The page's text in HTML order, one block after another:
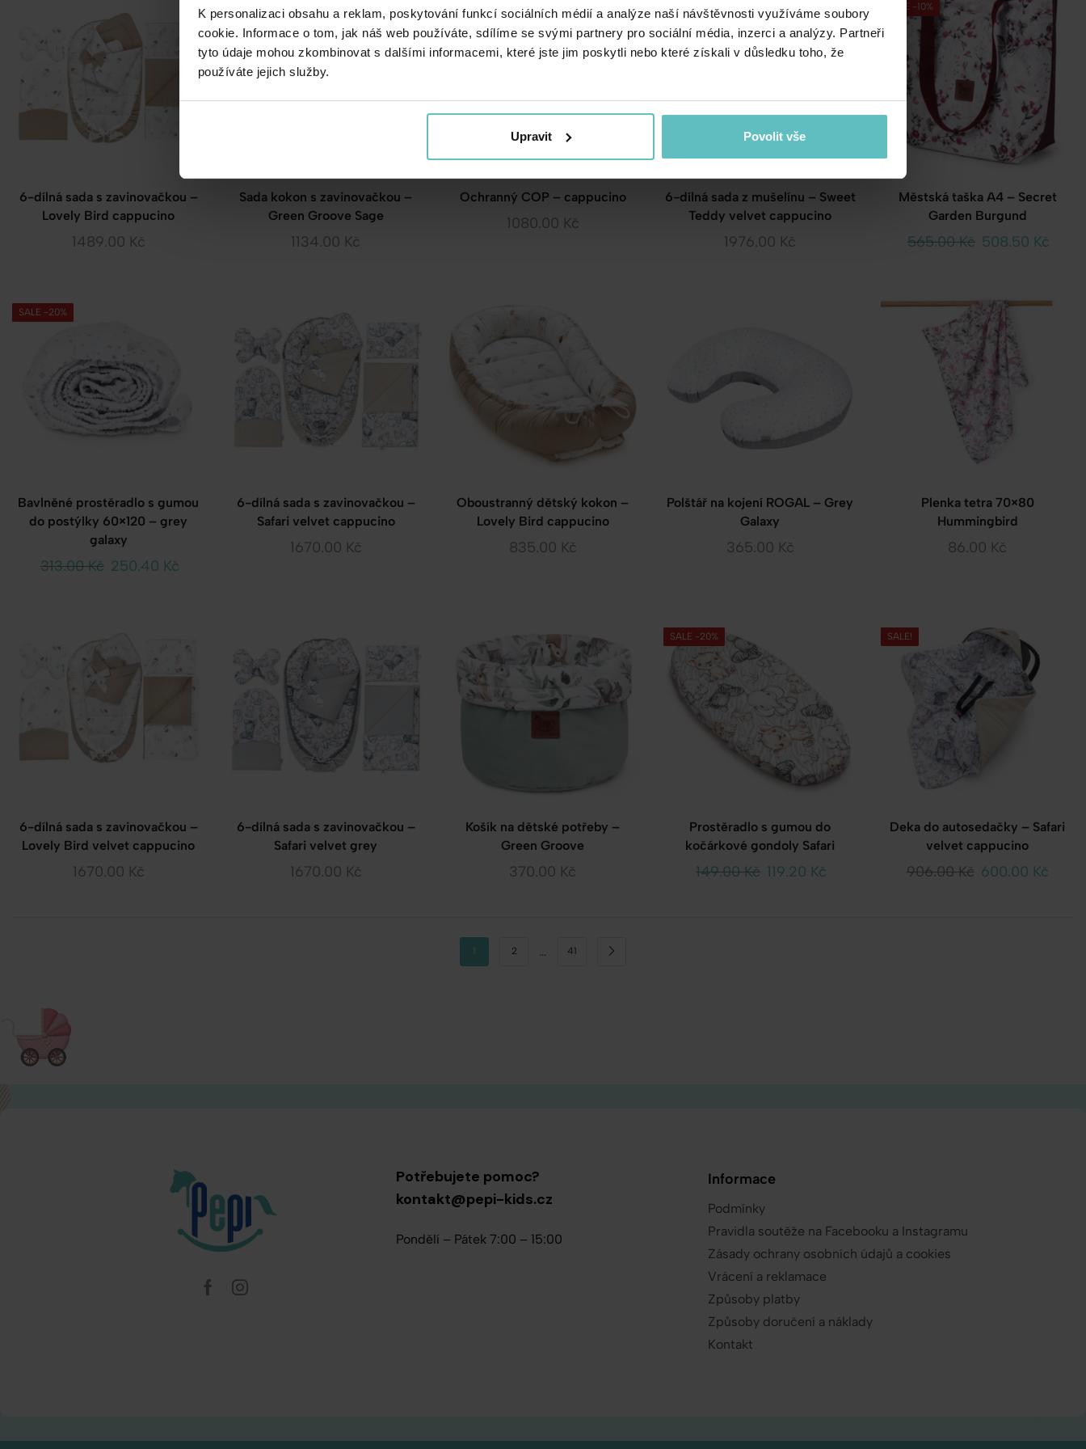
K personalizaci obsahu a reklam, poskytování funkcí sociálních médií a analýze naší návštěvnosti využíváme soubory
cookie. Informace o tom, jak náš web používáte, sdílíme se svými partnery pro sociální média, inzerci a analýzy. Partneři
tyto údaje mohou zkombinovat s dalšími informacemi, které jste jim poskytli nebo které získali v důsledku toho, že
používáte jejich služby.
Upravit Povolit vše
6-dílná sada s zavinovačkou –
Lovely Bird cappucino
1489.00 Kč
Sada kokon s zavinovačkou –
Green Groove Sage
1134.00 Kč
Ochranný COP – cappucino
1080.00 Kč
6-dílná sada z mušelínu – Sweet
Teddy velvet cappucino
1976.00 Kč
SALE -10%
Městská taška A4 – Secret
Garden Burgund
565.00Kč 508.50 Kč
SALE -20%
Bavlněné prostěradlo s gumou
do postýlky 60×120 – grey
galaxy
313.00Kč 250.40 Kč
6-dílná sada s zavinovačkou –
Safari velvet cappucino
1670.00 Kč
Oboustranný dětský kokon –
Lovely Bird cappucino
835.00 Kč
Polštář na kojení ROGAL – Grey
Galaxy
365.00 Kč
Plenka tetra 70×80
Hummingbird
86.00 Kč
6-dílná sada s zavinovačkou –
Lovely Bird velvet cappucino
1670.00 Kč
6-dílná sada s zavinovačkou –
Safari velvet grey
1670.00 Kč
Košík na dětské potřeby –
Green Groove
370.00 Kč
SALE -20%
Prostěradlo s gumou do
kočárkové gondoly Safari
149.00Kč 119.20 Kč
SALE!
Deka do autosedačky – Safari
velvet cappucino
906.00Kč 600.00 Kč
2 … 41
Potřebujete pomoc?
kontakt@pepi-kids.cz
Pondělí – Pátek 7:00 – 15:00
Informace
Podmínky
Pravidla soutěže na Facebooku a Instagramu
Zásady ochrany osobních údajů a cookies
Vrácení a reklamace
Způsoby platby
Způsoby doručení a náklady
Kontakt